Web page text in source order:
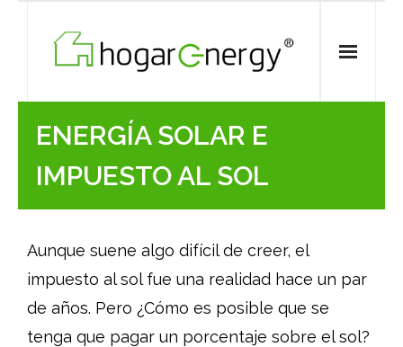
ENERGÍA SOLAR E
IMPUESTO AL SOL
Aunque suene algo difícil de creer, el
impuesto al sol fue una realidad hace un par
de años. Pero ¿Cómo es posible que se
tenga que pagar un porcentaje sobre el sol?